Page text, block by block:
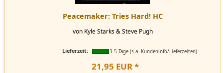
Peacemaker: Tries Hard! HC
von Kyle Starks & Steve Pugh
Lieferzeit: 3-5 Tage (s.a. Kundeninfo/Lieferzeiten)
21,95 EUR*